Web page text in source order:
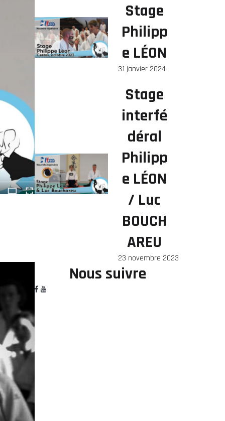
Stage
Philipp
e LÉON
31 janvier 2024
Stage
interfé
déral
Philipp
e LÉON
/ Luc
BOUCH
AREU
23 novembre 2023
Nous suivre